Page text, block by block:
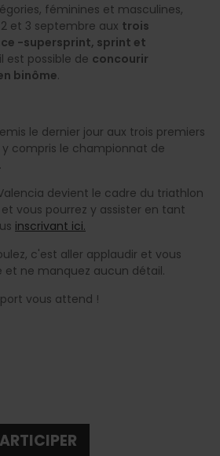
féminines et masculines,
et 3 septembre aux trois
-supersprint, sprint et
est possible de concourir
binôme.
le dernier jour aux trois premiers
compris le championnat de
devient le cadre du triathlon
vous pourrez y assister en tant
inscrivant ici.
c'est aller applaudir et vous
et ne manquez aucun détail.
vous attend !